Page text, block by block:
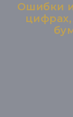
Ошибки
цифрах,